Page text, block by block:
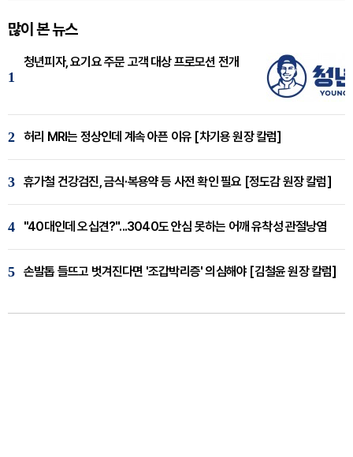
많이 본 뉴스
1
청년피자, 요기요 주문 고객 대상 프로모션 전개
2 허리 MRI는 정상인데 계속 아픈 이유 [차기용 원장 칼럼]
3 휴가철 건강검진, 금식·복용약 등 사전 확인 필요 [정도감 원장 칼럼]
4 "40대인데 오십견?"...3040도 안심 못하는 어깨 유착성 관절낭염
5 손발톱 들뜨고 벗겨진다면 '조갑박리증' 의심해야 [김철윤 원장 칼럼]